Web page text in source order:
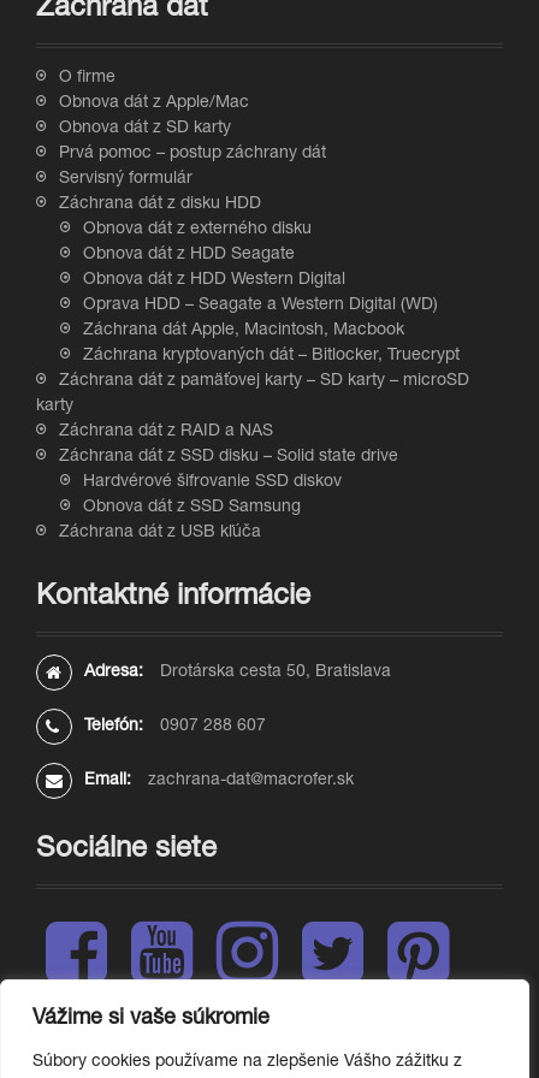
Vážime si vaše súkromie
Súbory cookies používame na zlepšenie Vášho zážitku z
Záchrana dát
O firme
Obnova dát z Apple/Mac
Obnova dát z SD karty
Prvá pomoc – postup záchrany dát
Servisný formulár
Záchrana dát z disku HDD
Obnova dát z externého disku
Obnova dát z HDD Seagate
Obnova dát z HDD Western Digital
Oprava HDD – Seagate a Western Digital (WD)
Záchrana dát Apple, Macintosh, Macbook
Záchrana kryptovaných dát – Bitlocker, Truecrypt
Záchrana dát z pamäťovej karty – SD karty – microSD
karty
Záchrana dát z RAID a NAS
Záchrana dát z SSD disku – Solid state drive
Hardvérové šifrovanie SSD diskov
Obnova dát z SSD Samsung
Záchrana dát z USB kľúča
Kontaktné informácie
Adresa: Drotárska cesta 50, Bratislava
Telefón: 0907 288 607
Email: zachrana-dat@macrofer.sk
Sociálne siete
F
c
b
o
Y
u
u
b
s
g
T
i
e
P
n
L
n